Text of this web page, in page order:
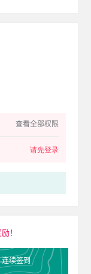
查看全部权限
请先登录
！
连续签到